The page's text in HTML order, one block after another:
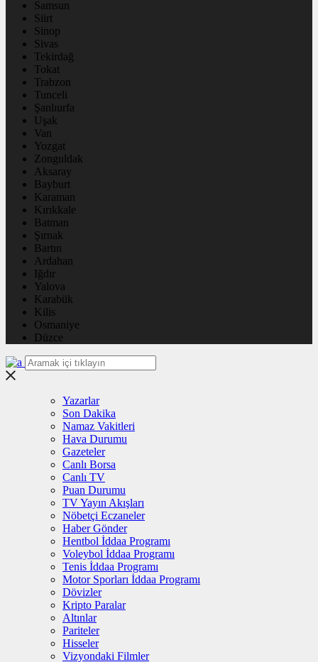
Samsun
Siirt
Sinop
Sivas
Tekirdağ
Tokat
Trabzon
Tunceli
Şanlıurfa
Uşak
Van
Yozgat
Zonguldak
Aksaray
Bayburt
Karaman
Kırıkkale
Batman
Şırnak
Bartın
Ardahan
Iğdır
Yalova
Karabük
Kilis
Osmaniye
Düzce
Yazarlar
Son Dakika
Namaz Vakitleri
Hava Durumu
Gazeteler
Canlı Borsa
Canlı TV
Puan Durumu
TV Yayın Akışları
Nöbetçi Eczaneler
Haber Gönder
Hentbol İddaa Programı
Voleybol İddaa Programı
Tenis İddaa Programı
Motor Sporları İddaa Programı
Dövizler
Kripto Paralar
Altınlar
Pariteler
Hisseler
Vizyondaki Filmler